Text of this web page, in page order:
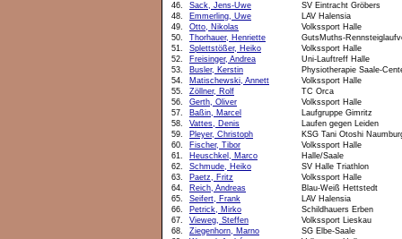
46.
Sack, Jens-Uwe
SV Eintracht Gröbers
48.
Emmerling, Uwe
LAV Halensia
49.
Otto, Nikolas
Volkssport Halle
50.
Thorhauer, Henriette
GutsMuths-
51.
Splettstößer, Heiko
Volkssport Halle
52.
Freisinger, Andrea
Uni-Lauftreff Halle
53.
Busler, Kerstin
Physiotherapie Saale-
54.
Matischewski, Annett
Volkssport Halle
55.
Zöllner, Rolf
TC Orca
56.
Gerth, Oliver
Volkssport Halle
57.
Baßin, Marcel
Laufgruppe Gimritz
58.
Vattes, Denis
Laufen gegen Leiden
59.
Pleyer, Christoph
KSG Tani Otoshi
60.
Fischer, Tibor
Volkssport Halle
61.
Heuschkel, Marco
Halle/Saale
62.
Schmude, Heiko
SV Halle Triathlon
63.
Paetz, Fritz
Volkssport Halle
64.
Reich, Andreas
Blau-Weiß Hettstedt
65.
Seifert, Frank
LAV Halensia
66.
Petrick, Mirko
Schildhauers Erben
67.
Vieweg, Steffen
Volkssport Lieskau
68.
Ziegenhorn, Marno
SG Elbe-Saale